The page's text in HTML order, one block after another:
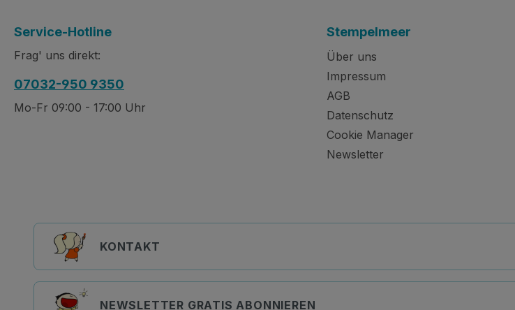
Service-Hotline
Frag' uns direkt:
07032-950 9350
Mo-Fr 09:00 - 17:00 Uhr
Stempelmeer
Über uns
Impressum
AGB
Datenschutz
Cookie Manager
Newsletter
KONTAKT
NEWSLETTER GRATIS ABONNIEREN